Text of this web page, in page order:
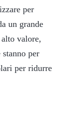
per
un grande
valore,
per
per ridurre